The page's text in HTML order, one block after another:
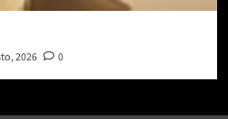
2026 0